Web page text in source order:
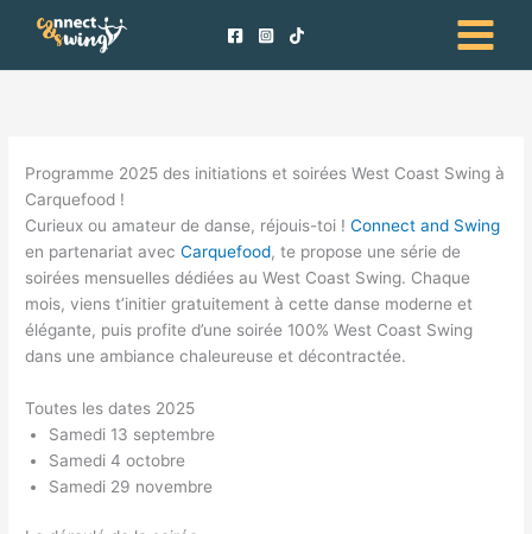
Programme 2025 des initiations et soirées West Coast Swing à
Carquefood !
Curieux ou amateur de danse, réjouis-toi !Connect and Swing
en partenariat avecCarquefood, te propose une série de
soirées mensuelles dédiées au West Coast Swing. Chaque
mois, viens t’initier gratuitement à cette danse moderne et
élégante, puis profite d’une soirée 100% West Coast Swing
dans une ambiance chaleureuse et décontractée.
Toutes les dates 2025
Samedi 13 septembre
Samedi 4 octobre
Samedi 29 novembre